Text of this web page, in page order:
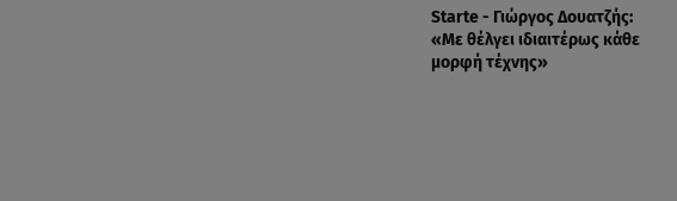
Starte - Γιώργος Δουατζής:
«Με θέλγει ιδιαιτέρως κάθε
μορφή τέχνης»